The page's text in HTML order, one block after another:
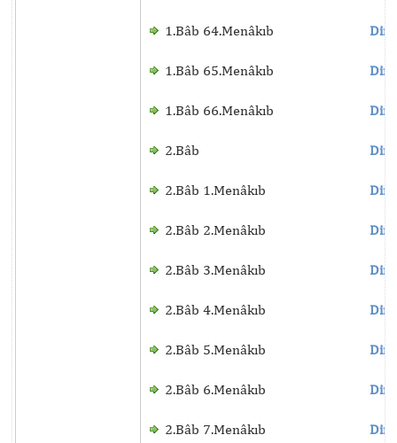
1.Bâb 64.Menâkıb
1.Bâb 65.Menâkıb
1.Bâb 66.Menâkıb
2.Bâb
2.Bâb 1.Menâkıb
2.Bâb 2.Menâkıb
2.Bâb 3.Menâkıb
2.Bâb 4.Menâkıb
2.Bâb 5.Menâkıb
2.Bâb 6.Menâkıb
2.Bâb 7.Menâkıb